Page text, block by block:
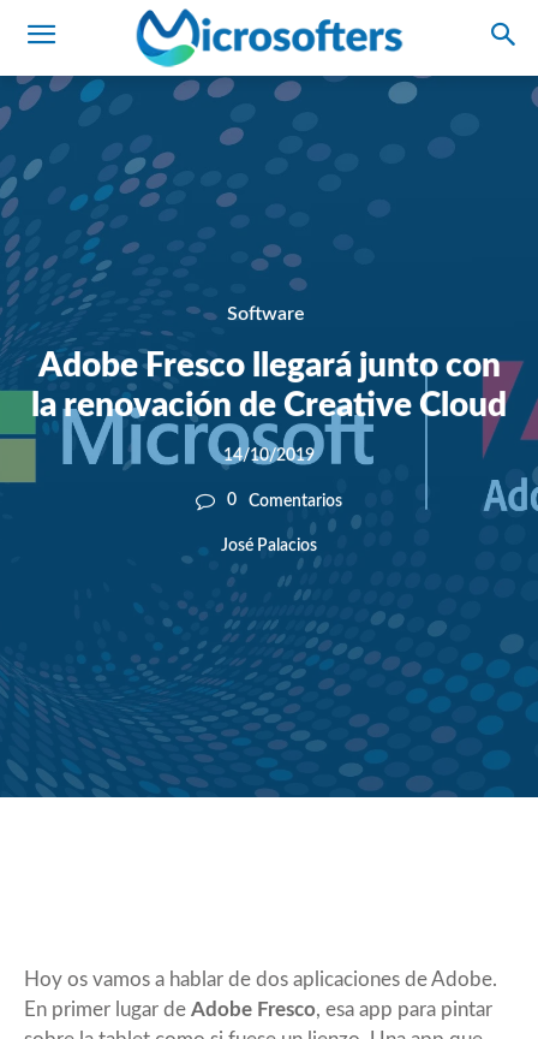
Software
Adobe Fresco llegará junto con
la renovación de Creative Cloud
14/10/2019
0 Comentarios
José Palacios
Hoy os vamos a hablar de dos aplicaciones de Adobe.
En primer lugar de Adobe Fresco, esa app para pintar